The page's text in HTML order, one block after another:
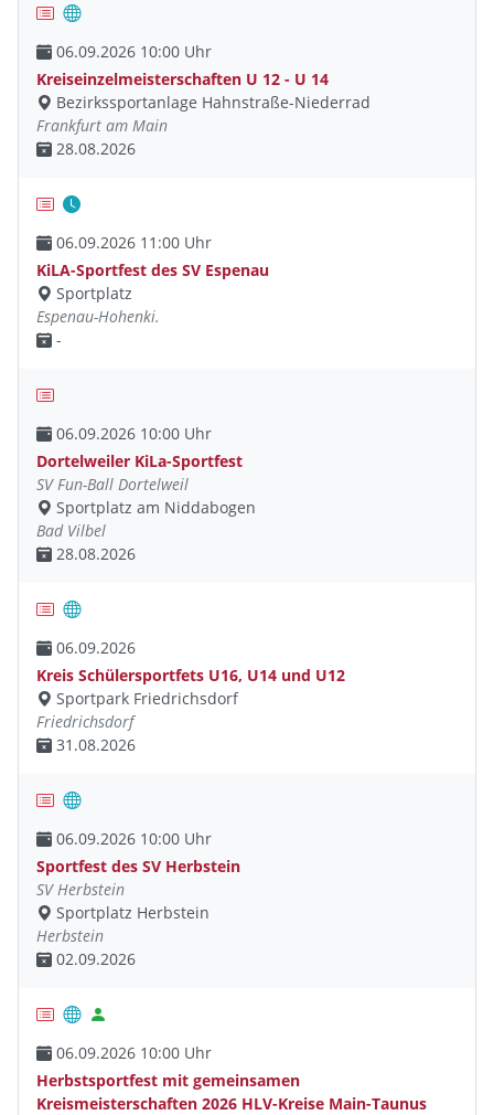
06.09.2026 10:00 Uhr
Kreiseinzelmeisterschaften U 12 - U 14
Bezirkssportanlage Hahnstraße-Niederrad
Frankfurt am Main
28.08.2026
06.09.2026 11:00 Uhr
KiLA-Sportfest des SV Espenau
Sportplatz
Espenau-Hohenki.
-
06.09.2026 10:00 Uhr
Dortelweiler KiLa-Sportfest
SV Fun-Ball Dortelweil
Sportplatz am Niddabogen
Bad Vilbel
28.08.2026
06.09.2026
Kreis Schülersportfets U16, U14 und U12
Sportpark Friedrichsdorf
Friedrichsdorf
31.08.2026
06.09.2026 10:00 Uhr
Sportfest des SV Herbstein
SV Herbstein
Sportplatz Herbstein
Herbstein
02.09.2026
06.09.2026 10:00 Uhr
Herbstsportfest mit gemeinsamen
Kreismeisterschaften 2026 HLV-Kreise Main-Taunus